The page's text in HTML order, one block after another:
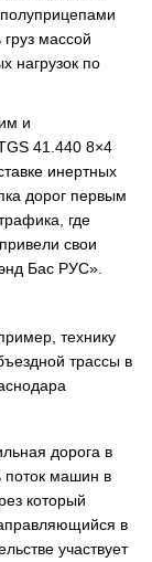
массой
нагрузок по
и
41.440 8×4
инертных
дорог первым
где
свои
Бас РУС».
технику
трассы в
дорога в
поток машин в
который
в
участвует